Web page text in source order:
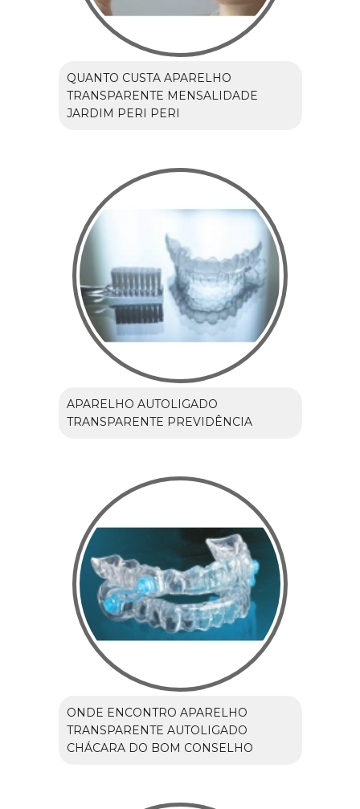
QUANTO CUSTA APARELHO
TRANSPARENTE MENSALIDADE
JARDIM PERI PERI
APARELHO AUTOLIGADO
TRANSPARENTE PREVIDÊNCIA
ONDE ENCONTRO APARELHO
TRANSPARENTE AUTOLIGADO
CHÁCARA DO BOM CONSELHO